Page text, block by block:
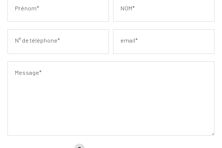
Prénom* NOM*
N° de téléphone* email*
Message*